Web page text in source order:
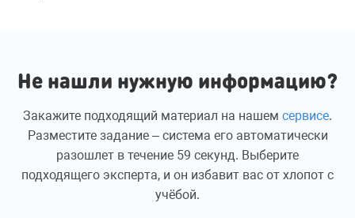
Не нашли нужную информацию?
Закажите подходящий материал на нашем сервисе.
Разместите задание – система его автоматически
разошлет в течение 59 секунд. Выберите
подходящего эксперта, и он избавит вас от хлопот с
учёбой.